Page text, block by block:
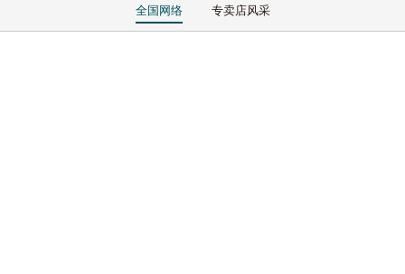
全国网络 专卖店风采